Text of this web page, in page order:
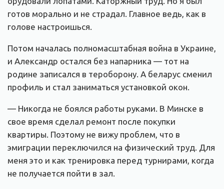
готов морально и не страдал. Главное ведь, как в
голове настроишься.
Потом началась полномасштабная война в Украине,
и Александр остался без напарника — тот на
родине записался в тероборону. А беларус сменил
профиль и стал заниматься установкой окон.
— Никогда не боялся работы руками. В Минске в
свое время сделал ремонт после покупки
квартиры. Поэтому не вижу проблем, что в
эмиграции переключился на физический труд. Для
меня это и как тренировка перед турнирами, когда
не получается пойти в зал.